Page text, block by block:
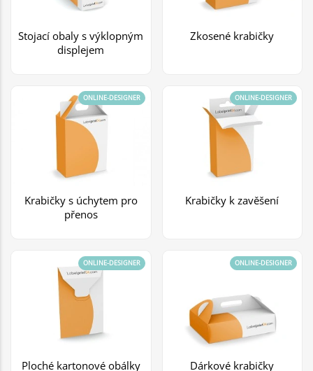
Stojací obaly s výklopným
displejem
Zkosené krabičky
Krabičky s úchytem pro
přenos
ONLINE-DESIGNER
Krabičky k zavěšení
ONLINE-DESIGNER
Ploché kartonové obálky
ONLINE-DESIGNER
Dárkové krabičky
ONLINE-DESIGNER